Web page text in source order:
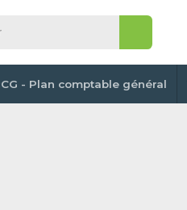
- Plan comptable général